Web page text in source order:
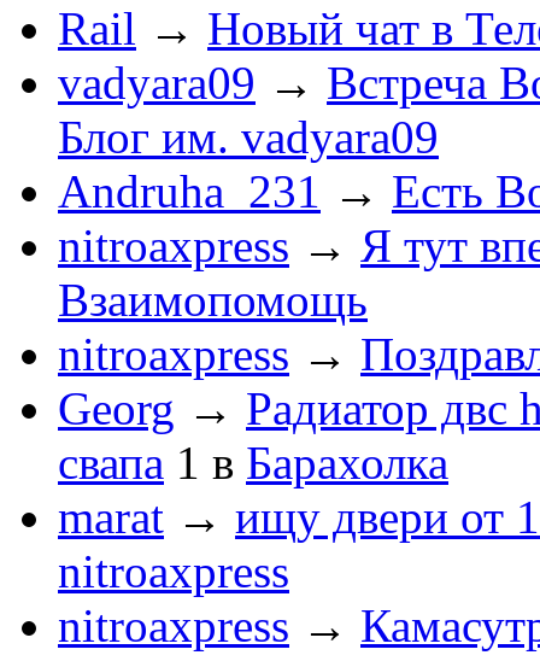
Rail → Новый чат в
vadyara09 → Встреча
Блог им. vadyara09
Andruha_231 → Есть
nitroaxpress → Я тут
Взаимопомощь
nitroaxpress →
Georg → Радиатор двс
свапа 1 в Барахолка
marat → ищу двери от
nitroaxpress
nitroaxpress →